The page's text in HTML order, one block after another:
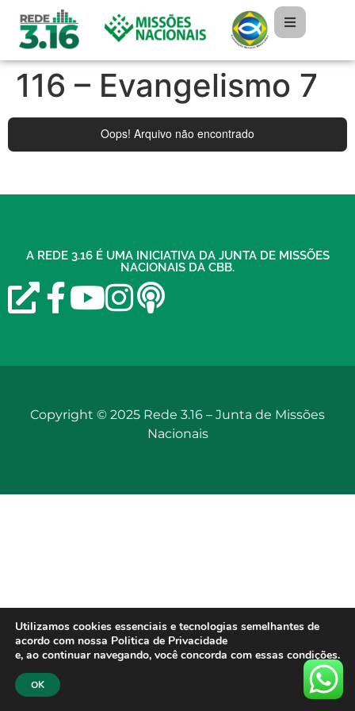
116 – Evangelismo 7
A REDE 3.16 É UMA INICIATIVA DA JUNTA DE MISSÕES
NACIONAIS DA CBB.
Copyright © 2025 Rede 3.16 – Junta de Missões
Nacionais
Utilizamos cookies essenciais e tecnologias semelhantes de
acordo com nossa Politica de Privacidade
e, ao continuar navegando, você concorda com essas condições.
OK